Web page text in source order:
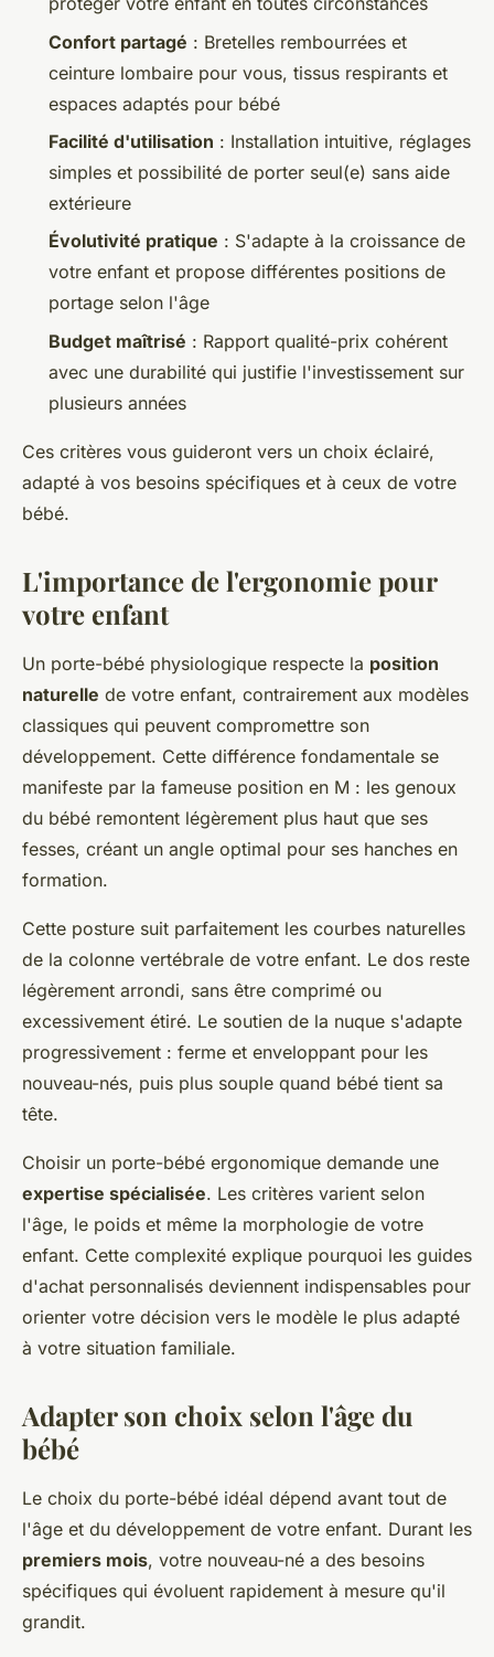
Confort partagé : Bretelles rembourrées et
ceinture lombaire pour vous, tissus respirants et
espaces adaptés pour bébé
Facilité d'utilisation : Installation intuitive, réglages
simples et possibilité de porter seul(e) sans aide
extérieure
Évolutivité pratique : S'adapte à la croissance de
votre enfant et propose différentes positions de
portage selon l'âge
Budget maîtrisé : Rapport qualité-prix cohérent
avec une durabilité qui justifie l'investissement sur
plusieurs années
Ces critères vous guideront vers un choix éclairé,
adapté à vos besoins spécifiques et à ceux de votre
bébé.
L'importance de l'ergonomie pour
votre enfant
Un porte-bébé physiologique respecte la position
naturelle de votre enfant, contrairement aux modèles
classiques qui peuvent compromettre son
développement. Cette différence fondamentale se
manifeste par la fameuse position en M : les genoux
du bébé remontent légèrement plus haut que ses
fesses, créant un angle optimal pour ses hanches en
formation.
Cette posture suit parfaitement les courbes naturelles
de la colonne vertébrale de votre enfant. Le dos reste
légèrement arrondi, sans être comprimé ou
excessivement étiré. Le soutien de la nuque s'adapte
progressivement : ferme et enveloppant pour les
nouveau-nés, puis plus souple quand bébé tient sa
tête.
Choisir un porte-bébé ergonomique demande une
expertise spécialisée. Les critères varient selon
l'âge, le poids et même la morphologie de votre
enfant. Cette complexité explique pourquoi les guides
d'achat personnalisés deviennent indispensables pour
orienter votre décision vers le modèle le plus adapté
à votre situation familiale.
Adapter son choix selon l'âge du
bébé
Le choix du porte-bébé idéal dépend avant tout de
l'âge et du développement de votre enfant. Durant les
premiers mois, votre nouveau-né a des besoins
spécifiques qui évoluent rapidement à mesure qu'il
grandit.